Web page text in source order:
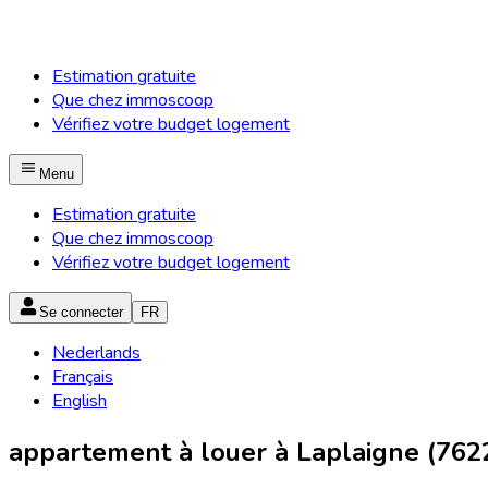
Estimation gratuite
Que chez immoscoop
Vérifiez votre budget logement
Menu
Estimation gratuite
Que chez immoscoop
Vérifiez votre budget logement
Se connecter FR
Nederlands
Français
English
appartement à louer à Laplaigne